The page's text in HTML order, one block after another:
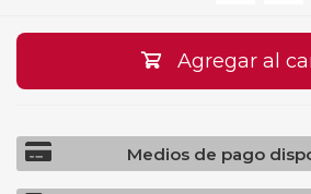
Agregar al
Medios de pago